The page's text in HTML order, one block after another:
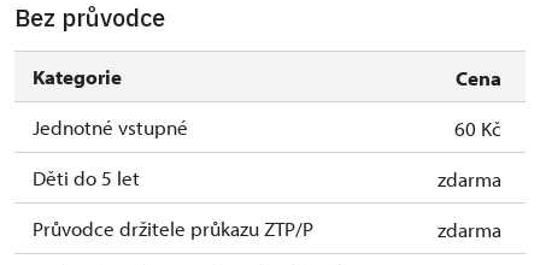
Bez průvodce
Kategorie
Cena
Jednotné vstupné
60 Kč
Děti do 5 let
zdarma
Průvodce držitele průkazu ZTP/P
zdarma